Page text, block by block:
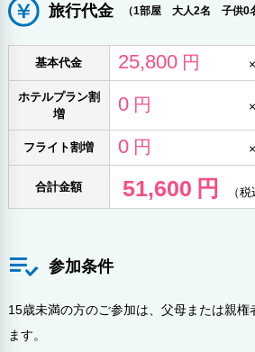
15:25 17:30
APJ364
19:15
福岡
→
21:20
20:30 22:35
旅行代金 （1部屋 大人2名 子供0
基本代金 25,800 円 ×
ホテルプラン割
増
0 円 ×
フライト割増 0 円 ×
合計金額 51,600 円 （税
参加条件
15歳未満の方のご参加は、父母または親権
ます。